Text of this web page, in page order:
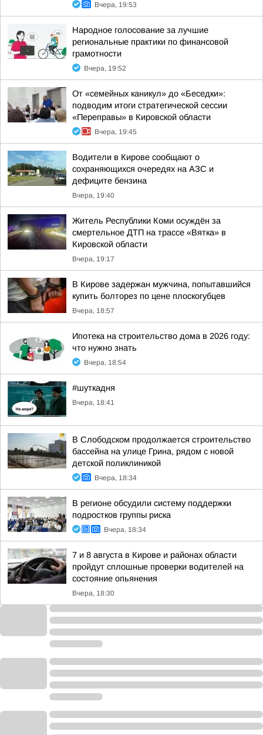
Вчера, 19:53
Народное голосование за лучшие
региональные практики по финансовой
грамотности
Вчера, 19:52
От «семейных каникул» до «Беседки»:
подводим итоги стратегической сессии
«Переправы» в Кировской области
Вчера, 19:45
Водители в Кирове сообщают о
сохраняющихся очередях на АЗС и
дефиците бензина
Вчера, 19:40
Житель Республики Коми осуждён за
смертельное ДТП на трассе «Вятка» в
Кировской области
Вчера, 19:17
В Кирове задержан мужчина, попытавшийся
купить болторез по цене плоскогубцев
Вчера, 18:57
Ипотека на строительство дома в 2026 году:
что нужно знать
Вчера, 18:54
#шуткадня
Вчера, 18:41
В Слободском продолжается строительство
бассейна на улице Грина, рядом с новой
детской поликлиникой
Вчера, 18:34
В регионе обсудили систему поддержки
подростков группы риска
Вчера, 18:34
7 и 8 августа в Кирове и районах области
пройдут сплошные проверки водителей на
состояние опьянения
Вчера, 18:30